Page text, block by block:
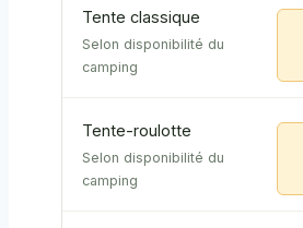
Tente classique
Selon disponibilité du
camping
Tente-roulotte
Selon disponibilité du
camping